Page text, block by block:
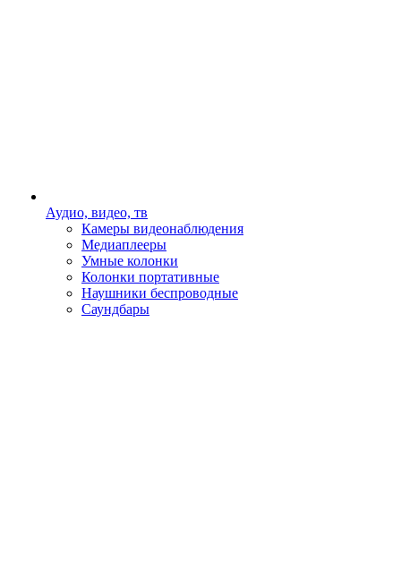
Аудио, видео, тв
Камеры видеонаблюдения
Медиаплееры
Умные колонки
Колонки портативные
Наушники беспроводные
Саундбары